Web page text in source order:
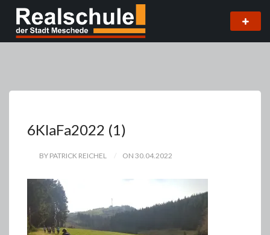
6KlaFa2022 (1)
BY PATRICK REICHEL ON 30.04.2022